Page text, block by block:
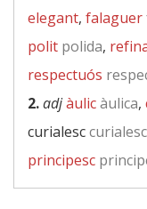
elegant, falaguer
polit polida,
respectuós
2.adjàulicàulica,
curialesc
principesc